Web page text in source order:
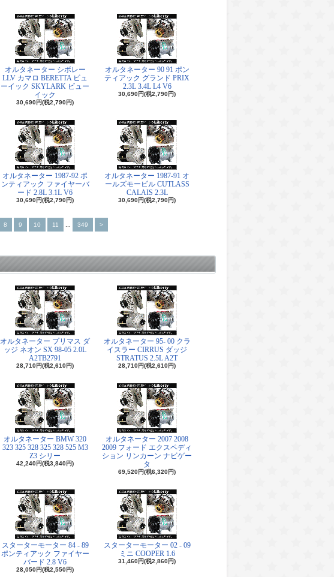
オルタネーター シボレー
LLV カマロ BERETTA ビュ
ーイック SKYLARK ビュー
イック
30,690円(税2,790円)
オルタネーター 90 91 ポン
ティアック グランド PRIX
2.3L 3.4L L4 V6
30,690円(税2,790円)
オルタネーター 1987-92 ポ
ンティアック ファイヤーバ
ード 2.8L 3.1L V6
30,690円(税2,790円)
オルタネーター 1987-91 オ
ールズモービル CUTLASS
CALAIS 2.3L
30,690円(税2,790円)
8 9 10 11 349 >
オルタネーター プリマス ダ
ッジ ネオン SX 98-05 2.0L
A2TB2791
28,710円(税2,610円)
オルタネーター 95- 00 クラ
イスラー CIRRUS ダッジ
STRATUS 2.5L A2T
28,710円(税2,610円)
オルタネーター BMW 320
323 325 328 325 328 525 M3
Z3 シリー
42,240円(税3,840円)
オルタネーター 2007 2008
2009 フォード エクスペディ
ション リンカーン ナビゲー
タ
69,520円(税6,320円)
スターターモーター 84 - 89
ポンティアック ファイヤー
バード 2.8 V6
28,050円(税2,550円)
スターターモーター 02 - 09
ミニ COOPER 1.6
31,460円(税2,860円)